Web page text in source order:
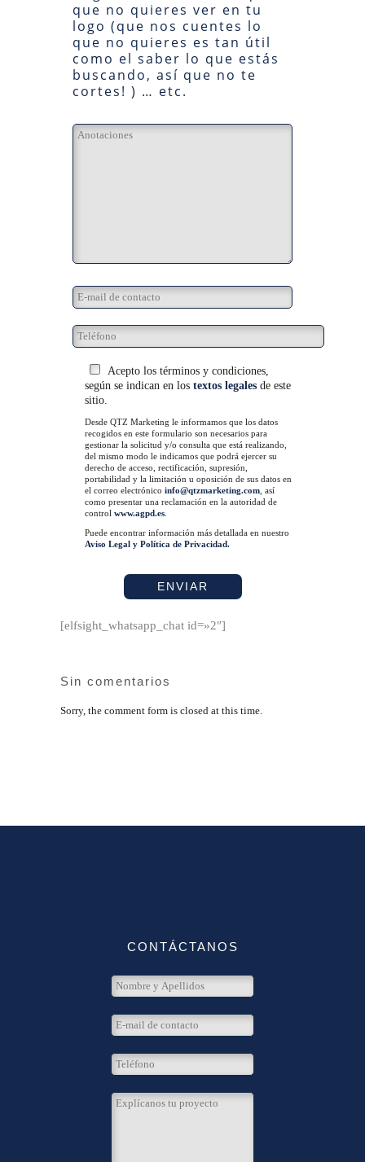
que no quieres ver en tu
logo (que nos cuentes lo
que no quieres es tan útil
como el saber lo que estás
buscando, así que no te
cortes! ) … etc.
Acepto los términos y condiciones,
según se indican en los textos legales de este
sitio.
Desde QTZ Marketing le informamos que los datos
recogidos en este formulario son necesarios para
gestionar la solicitud y/o consulta que está realizando,
del mismo modo le indicamos que podrá ejercer su
derecho de acceso, rectificación, supresión,
portabilidad y la limitación u oposición de sus datos en
el correo electrónico info@qtzmarketing.com , así
como presentar una reclamación en la autoridad de
control www.agpd.es
Puede encontrar información más detallada en nuestro
Aviso Legal y Política de Privacidad.
[elfsight_whatsapp_chat id=»2″]
Sin comentarios
Sorry, the comment form is closed at this time.
CONTÁCTANOS